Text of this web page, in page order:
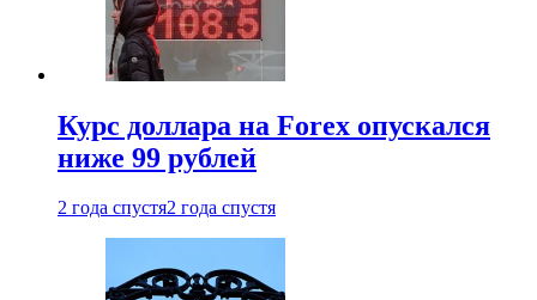
Курс доллара на Forex опускался
ниже 99 рублей
2 года спустя2 года спустя